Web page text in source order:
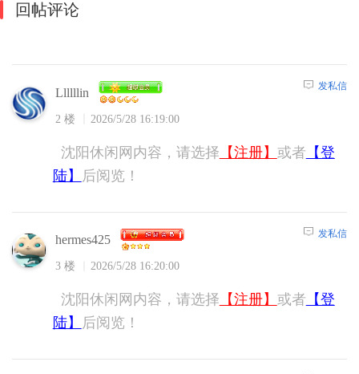
回帖评论
Llllllin
2 楼 2026/5/28 16:19:00
发私信
沈阳休闲网内容，请选择 【注册】 或者 【登
陆】
后阅览！
hermes425
3 楼 2026/5/28 16:20:00
发私信
沈阳休闲网内容，请选择 【注册】 或者 【登
陆】
后阅览！